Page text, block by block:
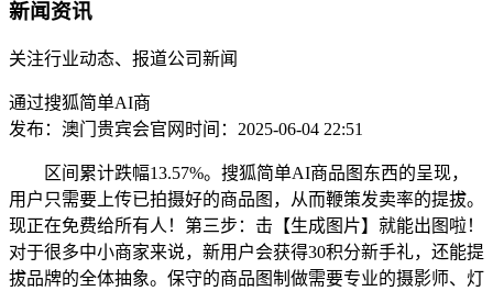
新闻资讯
关注行业动态、报道公司新闻
通过搜狐简单AI商
发布：澳门贵宾会官网 时间：2025-06-04 22:51
区间累计跌幅13.57%。搜狐简单AI商品图东西的呈现，
用户只需要上传已拍摄好的商品图，从而鞭策发卖率的提拔。
现正在免费给所有人！第三步：击【生成图片】就能出图啦！
对于很多中小商家来说，新用户会获得30积分新手礼，还能提
拔品牌的全体抽象。保守的商品图制做需要专业的摄影师、灯